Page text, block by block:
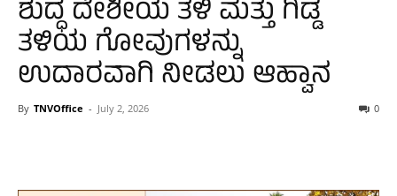
ಶುದ್ಧ ದೇಶೀಯ ತಳಿ ಮತ್ತು ಗಿಡ್ಡ
ತಳಿಯ ಗೋವುಗಳನ್ನು
ಉದಾರವಾಗಿ ನೀಡಲು ಆಹ್ವಾನ
By TNVOffice - July 2, 2026 0